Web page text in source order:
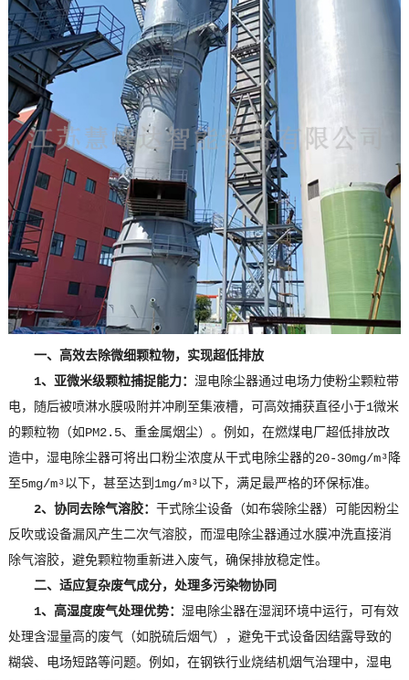
一、高效去除微细颗粒物，实现超低排放
1、亚微米级颗粒捕捉能力： 湿电除尘器通过电场力使粉尘颗粒带
电，随后被喷淋水膜吸附并冲刷至集液槽，可高效捕获直径小于1微米
的颗粒物（如PM2.5、重金属烟尘）。例如，在燃煤电厂超低排放改
造中，湿电除尘器可将出口粉尘浓度从干式电除尘器的20-30mg/m³降
至5mg/m³以下，甚至达到1mg/m³以下，满足最严格的环保标准。
2、协同去除气溶胶： 干式除尘设备（如布袋除尘器）可能因粉尘
反吹或设备漏风产生二次气溶胶，而湿电除尘器通过水膜冲洗直接消
除气溶胶，避免颗粒物重新进入废气，确保排放稳定性。
二、适应复杂废气成分，处理多污染物协同
1、高湿度废气处理优势： 湿电除尘器在湿润环境中运行，可有效
处理含湿量高的废气（如脱硫后烟气），避免干式设备因结露导致的
糊袋、电场短路等问题。例如，在钢铁行业烧结机烟气治理中，湿电